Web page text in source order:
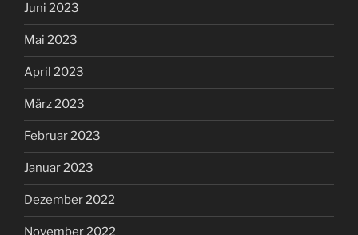
Juni 2023
Mai 2023
April 2023
März 2023
Februar 2023
Januar 2023
Dezember 2022
November 2022